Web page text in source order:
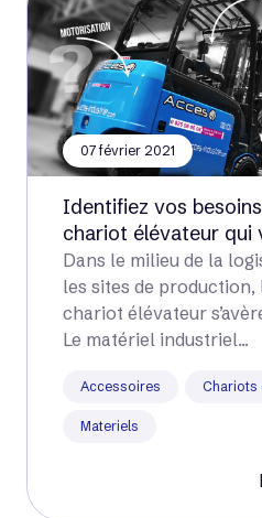
07 février 2021
Identifiez vos
chariot élévateur qui
Dans le milieu de la
les sites de production,
chariot élévateur
Le matériel industriel...
Accessoires Chariots
Materiels